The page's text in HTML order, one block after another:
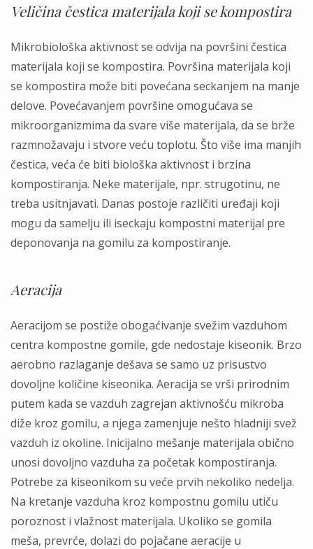
Veličina čestica materijala koji se kompostira
Mikrobiološka aktivnost se odvija na površini čestica
materijala koji se kompostira. Površina materijala koji
se kompostira može biti povećana seckanjem na manje
delove. Povećavanjem površine omogućava se
mikroorganizmima da svare više materijala, da se brže
razmnožavaju i stvore veću toplotu. Što više ima manjih
čestica, veća će biti biološka aktivnost i brzina
kompostiranja. Neke materijale, npr. strugotinu, ne
treba usitnjavati. Danas postoje različiti uređaji koji
mogu da samelju ili iseckaju kompostni materijal pre
deponovanja na gomilu za kompostiranje.
Aeracija
Aeracijom se postiže obogaćivanje svežim vazduhom
centra kompostne gomile, gde nedostaje kiseonik. Brzo
aerobno razlaganje dešava se samo uz prisustvo
dovoljne količine kiseonika. Aeracija se vrši prirodnim
putem kada se vazduh zagrejan aktivnošću mikroba
diže kroz gomilu, a njega zamenjuje nešto hladniji svež
vazduh iz okoline. Inicijalno mešanje materijala obično
unosi dovoljno vazduha za početak kompostiranja.
Potrebe za kiseonikom su veće prvih nekoliko nedelja.
Na kretanje vazduha kroz kompostnu gomilu utiču
poroznost i vlažnost materijala. Ukoliko se gomila
meša, prevrće, dolazi do pojačane aeracije u